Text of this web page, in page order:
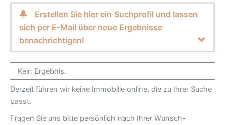
Erstellen Sie hier ein Suchprofil und lassen
sich per E-Mail über neue Ergebnisse
benachrichtigen!
Kein Ergebnis.
Derzeit führen wir keine Immobilie online, die zu Ihrer Suche
passt.
Fragen Sie uns bitte persönlich nach Ihrer Wunsch-